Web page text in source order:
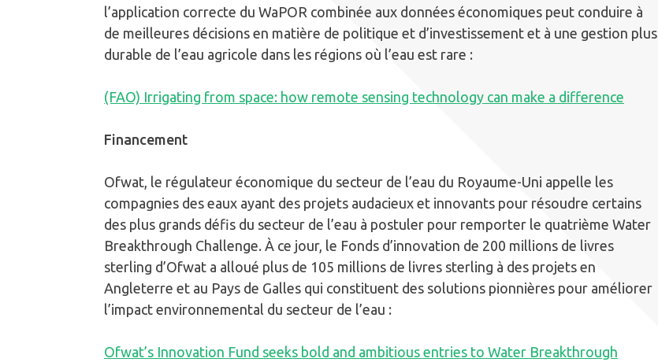
l’application correcte du WaPOR combinée aux données économiques peut conduire à
de meilleures décisions en matière de politique et d’investissement et à une gestion plus
durable de l’eau agricole dans les régions où l’eau est rare :
(FAO) Irrigating from space: how remote sensing technology can make a difference
Financement
Ofwat, le régulateur économique du secteur de l’eau du Royaume-Uni appelle les
compagnies des eaux ayant des projets audacieux et innovants pour résoudre certains
des plus grands défis du secteur de l’eau à postuler pour remporter le quatrième Water
Breakthrough Challenge. À ce jour, le Fonds d’innovation de 200 millions de livres
sterling d’Ofwat a alloué plus de 105 millions de livres sterling à des projets en
Angleterre et au Pays de Galles qui constituent des solutions pionnières pour améliorer
l’impact environnemental du secteur de l’eau :
Ofwat’s Innovation Fund seeks bold and ambitious entries to Water Breakthrough